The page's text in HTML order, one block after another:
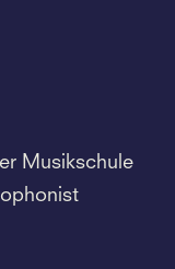
Musikschule